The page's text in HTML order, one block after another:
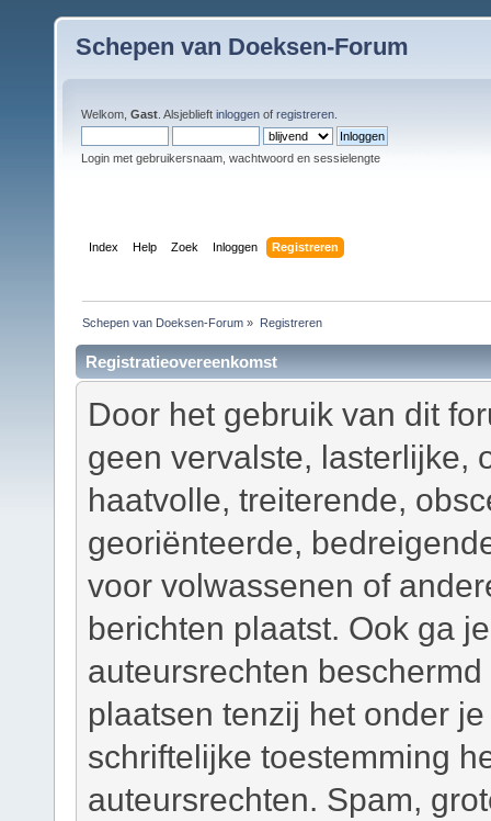
Schepen van Doeksen-Forum
Welkom, Gast . Alsjeblieft inloggen of registreren
Login met gebruikersnaam, wachtwoord en sessielengte
Index Help Zoek Inloggen Registreren
Schepen van Doeksen-Forum » Registreren
Registratieovereenkomst
Door het gebruik van dit
geen vervalste, lasterlijke,
haatvolle, treiterende,
georiënteerde,
voor volwassenen of
berichten plaatst. Ook ga
auteursrechten
plaatsen tenzij het onder
schriftelijke toestemming
auteursrechten. Spam,